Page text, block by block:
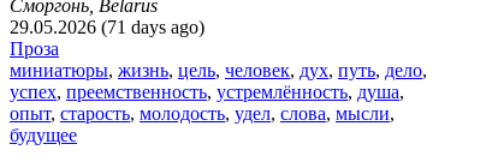
Сморгонь, Belarus
29.05.2026 (71 days ago)
Проза
миниатюры, жизнь, цель, человек, дух, путь, дело,
успех, преемственность, устремлённость, душа,
опыт, старость, молодость, удел, слова, мысли,
будущее